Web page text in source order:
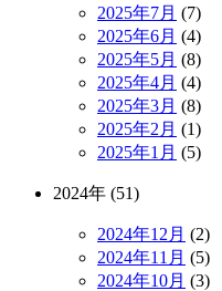
2025年7月 (7)
2025年6月 (4)
2025年5月 (8)
2025年4月 (4)
2025年3月 (8)
2025年2月 (1)
2025年1月 (5)
2024年 (51)
2024年12月 (2)
2024年11月 (5)
2024年10月 (3)